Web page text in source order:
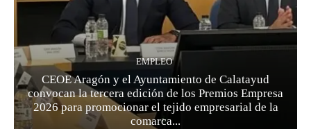
EMPLEO
CEOE Aragón y el Ayuntamiento de Calatayud
convocan la tercera edición de los Premios Empresa
2026 para promocionar el tejido empresarial de la
comarca...